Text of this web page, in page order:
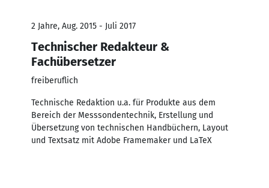
2 Jahre, Aug. 2015 - Juli 2017
Technischer Redakteur &
Fachübersetzer
freiberuflich
Technische Redaktion u.a. für Produkte aus dem
Bereich der Messsondentechnik, Erstellung und
Übersetzung von technischen Handbüchern, Layout
und Textsatz mit Adobe Framemaker und LaTeX